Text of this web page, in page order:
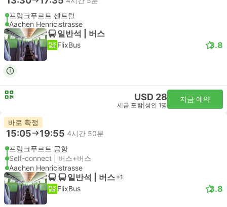
프랑크푸르트 센트럴
Aachen Henricistrasse
일반석 | 버스
FlixBus 3.8
USD 28
세금 포함 성인 1명
지금 예약
바로 확정
15:05 19:55 4시간 50분
프랑크푸르트 공항
Self-connect | 버스+버스
Aachen Henricistrasse
일반석 | 버스 +1
FlixBus 3.8